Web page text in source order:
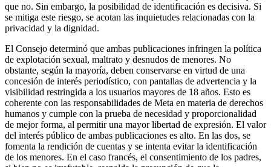
que no. Sin embargo, la posibilidad de identificación es decisiva. Si
se mitiga este riesgo, se acotan las inquietudes relacionadas con la
privacidad y la dignidad.
El Consejo determinó que ambas publicaciones infringen la política
de explotación sexual, maltrato y desnudos de menores. No
obstante, según la mayoría, deben conservarse en virtud de una
concesión de interés periodístico, con pantallas de advertencia y la
visibilidad restringida a los usuarios mayores de 18 años. Esto es
coherente con las responsabilidades de Meta en materia de derechos
humanos y cumple con la prueba de necesidad y proporcionalidad
de mejor forma, al permitir una mayor libertad de expresión. El valor
del interés público de ambas publicaciones es alto. En las dos, se
fomenta la rendición de cuentas y se intenta evitar la identificación
de los menores. En el caso francés, el consentimiento de los padres,